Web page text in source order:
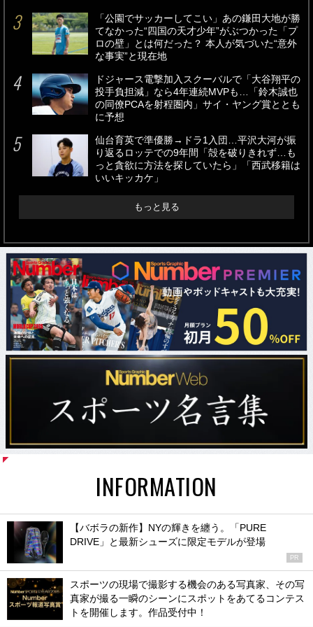
「公園でサッカーしてこい」あの鎌田大地が勝
てなかった“四国の天才少年”がぶつかった「プ
ロの壁」とは何だった？ 本人が気づいた“意外
な事実”と現在地
ドジャース電撃加入スクーバルで「大谷翔平の
投手負担減」なら4年連続MVPも…「鈴木誠也
の同僚PCAを射程圏内」サイ・ヤング賞ととも
に予想
仙台育英で準優勝→ドラ1入団…平沢大河が振
り返るロッテでの9年間「殻を破りきれず…も
っと貪欲に方法を探していたら」「西武移籍は
いいキッカケ」
もっと見る
INFORMATION
【バボラの新作】NYの輝きを纏う。「PURE
DRIVE」と最新シューズに限定モデルが登場
PR
スポーツの現場で撮影する機会のある写真家、その写
真家が撮る一瞬のシーンにスポットをあてるコンテス
トを開催します。作品受付中！